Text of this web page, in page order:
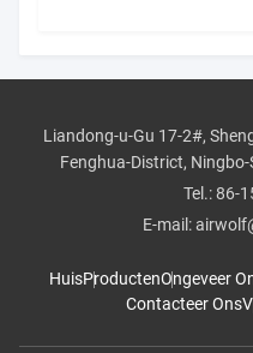
Liandong-u-Gu 17-2#,
Fenghua-District,
Tel.:86-
E-mail:
HuisProductenOngeveer
Contacteer Ons